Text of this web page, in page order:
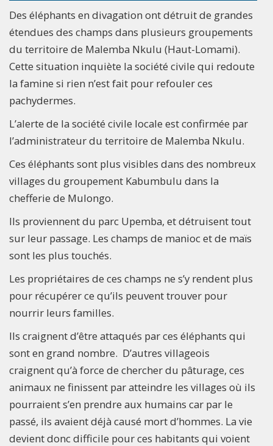
Des éléphants en divagation ont détruit de grandes
étendues des champs dans plusieurs groupements
du territoire de Malemba Nkulu (Haut-Lomami).
Cette situation inquiète la société civile qui redoute
la famine si rien n’est fait pour refouler ces
pachydermes.
L’alerte de la société civile locale est confirmée par
l’administrateur du territoire de Malemba Nkulu.
Ces éléphants sont plus visibles dans des nombreux
villages du groupement Kabumbulu dans la
chefferie de Mulongo.
Ils proviennent du parc Upemba, et détruisent tout
sur leur passage. Les champs de manioc et de maïs
sont les plus touchés.
Les propriétaires de ces champs ne s’y rendent plus
pour récupérer ce qu’ils peuvent trouver pour
nourrir leurs familles.
Ils craignent d’être attaqués par ces éléphants qui
sont en grand nombre. D’autres villageois
craignent qu’à force de chercher du pâturage, ces
animaux ne finissent par atteindre les villages où ils
pourraient s’en prendre aux humains car par le
passé, ils avaient déjà causé mort d’hommes. La vie
devient donc difficile pour ces habitants qui voient